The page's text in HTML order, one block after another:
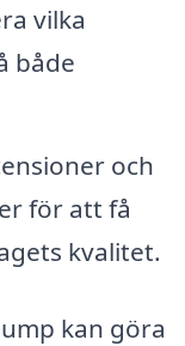
vilka
både
och
för att få
kvalitet.
kan göra